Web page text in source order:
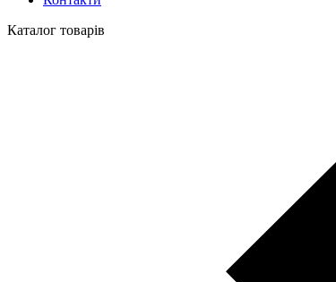
Каталог товарів